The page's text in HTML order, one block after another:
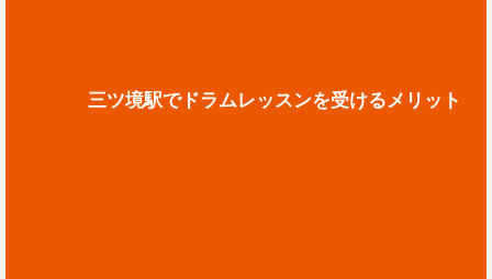
三ツ境駅でドラムレッスンを受けるメリット